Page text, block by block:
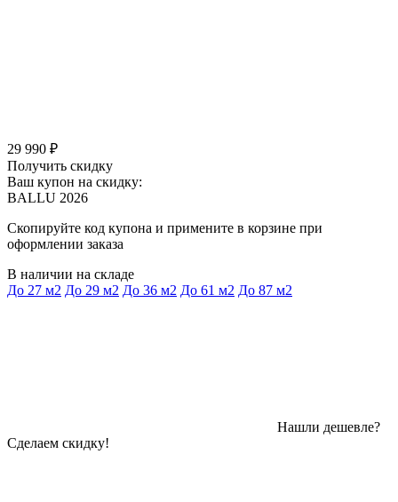
29 990 ₽
Получить скидку
Ваш купон на скидку:
BALLU 2026
Скопируйте код купона и примените в корзине при
оформлении заказа
В наличии на складе
До 27 м2 До 29 м2 До 36 м2 До 61 м2 До 87 м2
Нашли дешевле?
Сделаем скидку!